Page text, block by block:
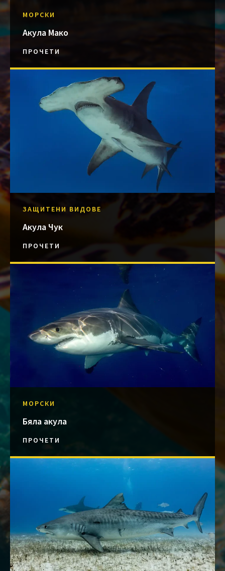
МОРСКИ
Акула Мако
ПРОЧЕТИ
ЗАЩИТЕНИ ВИДОВЕ
Акула Чук
ПРОЧЕТИ
МОРСКИ
Бяла акула
ПРОЧЕТИ